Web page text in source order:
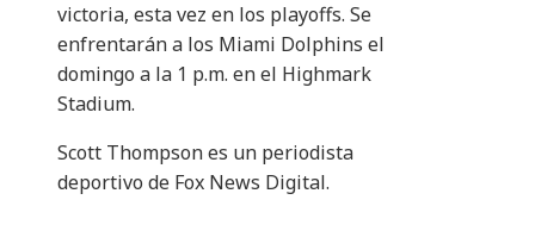
victoria, esta vez en los playoffs. Se
enfrentarán a los Miami Dolphins el
domingo a la 1 p.m. en el Highmark
Stadium.
Scott Thompson es un periodista
deportivo de Fox News Digital.